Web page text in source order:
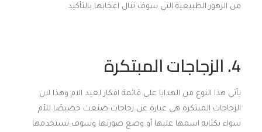
من الزهور الطبيعية التي سوف تنال اعجابها بالتأكيد
4. الزجاجات المبتكرة
يأتي هذا النوع من الهدايا على قائمة افكار لعيد الام وهذا لان
الزجاجات المبتكرة هي عبارة عن زجاجات صنعت خصيصًا للأم
سواء بكتابه اسمها عليها أو وضع صورتها وسوف تستخدمها